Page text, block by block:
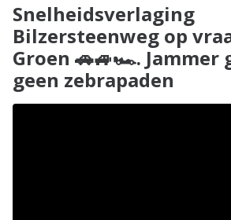
Snelheidsverlaging
Bilzersteenweg op
Groen 🚗🚙🏎. Jammer
geen zebrapaden